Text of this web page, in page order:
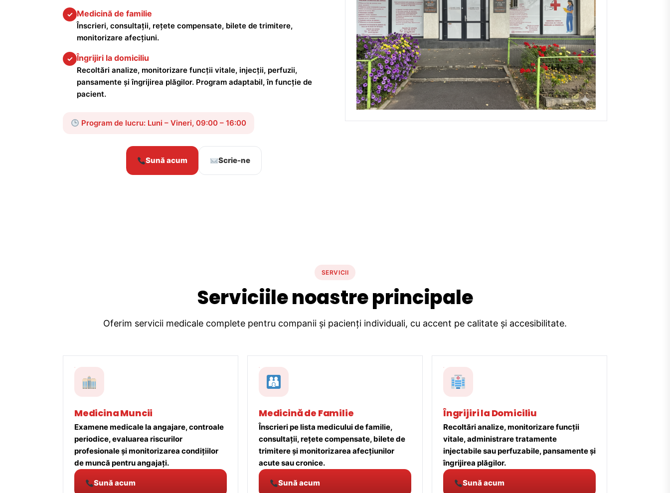
✓ Medicină de familie
Înscrieri, consultații, rețete compensate, bilete de trimitere,
monitorizare afecțiuni.
✓ Îngrijiri la domiciliu
Recoltări analize, monitorizare funcții vitale, injecții, perfuzii,
pansamente și îngrijirea plăgilor. Program adaptabil, în funcție de
pacient.
Program de lucru: Luni – Vineri, 09:00 – 16:00
Sună acum Scrie-ne
SERVICII
Serviciile noastre principale
Oferim servicii medicale complete pentru companii și pacienți individuali, cu accent pe calitate și accesibilitate.
Medicina Muncii
Examene medicale la angajare, controale
periodice, evaluarea riscurilor
profesionale și monitorizarea condițiilor
de muncă pentru angajați.
Sună acum
Medicină de Familie
Înscrieri pe lista medicului de familie,
consultații, rețete compensate, bilete de
trimitere și monitorizarea afecțiunilor
acute sau cronice.
Sună acum
Îngrijiri la Domiciliu
Recoltări analize, monitorizare funcții
vitale, administrare tratamente
injectabile sau perfuzabile, pansamente și
îngrijirea plăgilor.
Sună acum